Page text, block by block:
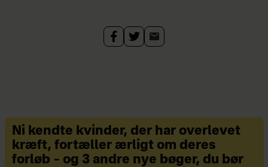
Ni kendte kvinder, der har overlevet
kræft, fortæller ærligt om deres
forløb – og 3 andre nye bøger, du bør